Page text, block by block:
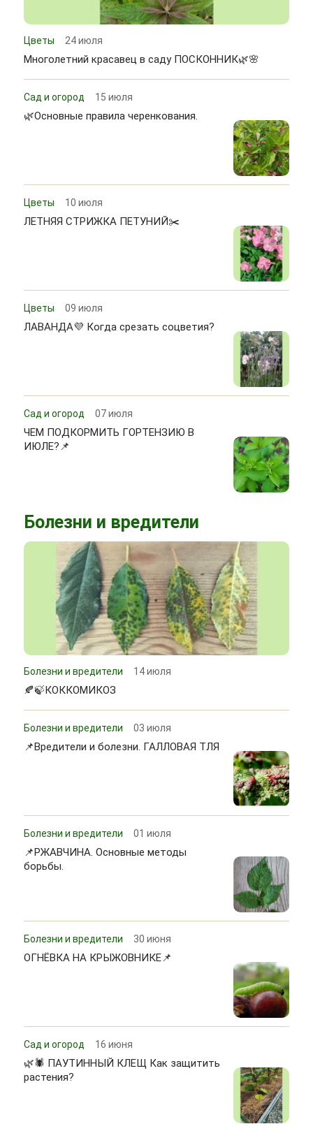
Цветы 24 июля
Многолетний красавец в саду ПОСКОННИК🌿🌸
Сад и огород 15 июля
🌿Основные правила черенкования.
Цветы 10 июля
ЛЕТНЯЯ СТРИЖКА ПЕТУНИЙ✂️
Цветы 09 июля
ЛАВАНДА💜 Когда срезать соцветия?
Сад и огород 07 июля
ЧЕМ ПОДКОРМИТЬ ГОРТЕНЗИЮ В
ИЮЛЕ?📌
Болезни и вредители
Болезни и вредители 14 июля
🍂🍃КОККОМИКОЗ
Болезни и вредители 03 июля
📌Вредители и болезни. ГАЛЛОВАЯ ТЛЯ
Болезни и вредители 01 июля
📌РЖАВЧИНА. Основные методы
борьбы.
Болезни и вредители 30 июня
ОГНЁВКА НА КРЫЖОВНИКЕ📌
Сад и огород 16 июня
🌿🕷 ПАУТИННЫЙ КЛЕЩ Как защитить
растения?